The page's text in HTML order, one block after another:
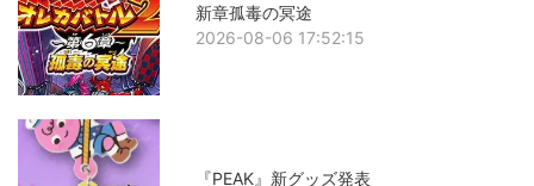
新章孤毒の冥途
2026-08-06 17:52:15
『PEAK』新グッズ発表